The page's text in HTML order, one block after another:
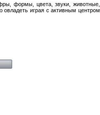
формы, цвета, звуки, животные,
играя с активным центром